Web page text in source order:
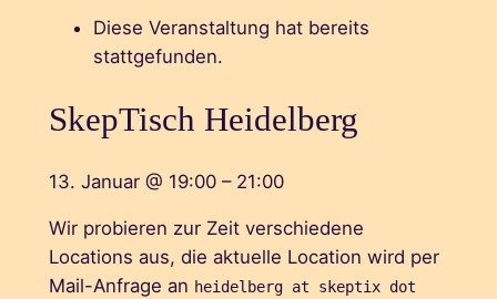
Diese Veranstaltung hat bereits
stattgefunden.
SkepTisch Heidelberg
13. Januar @ 19:00 – 21:00
Wir probieren zur Zeit verschiedene
Locations aus, die aktuelle Location wird per
Mail-Anfrage an heidelberg at skeptix dot